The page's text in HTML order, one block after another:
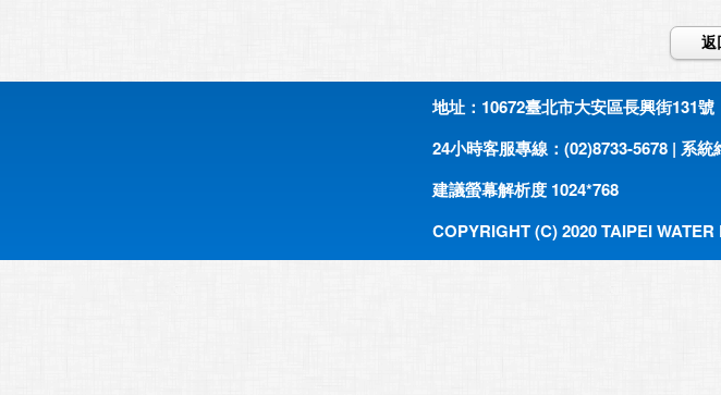
返
地址：10672臺北市大安區長興街131號
24小時客服專線：(02)8733-5678 | 系統
建議螢幕解析度 1024*768
COPYRIGHT (C) 2020 TAIPEI